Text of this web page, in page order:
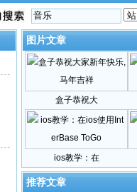
图片文章
盒子恭祝大
ios教学：在
推荐文章